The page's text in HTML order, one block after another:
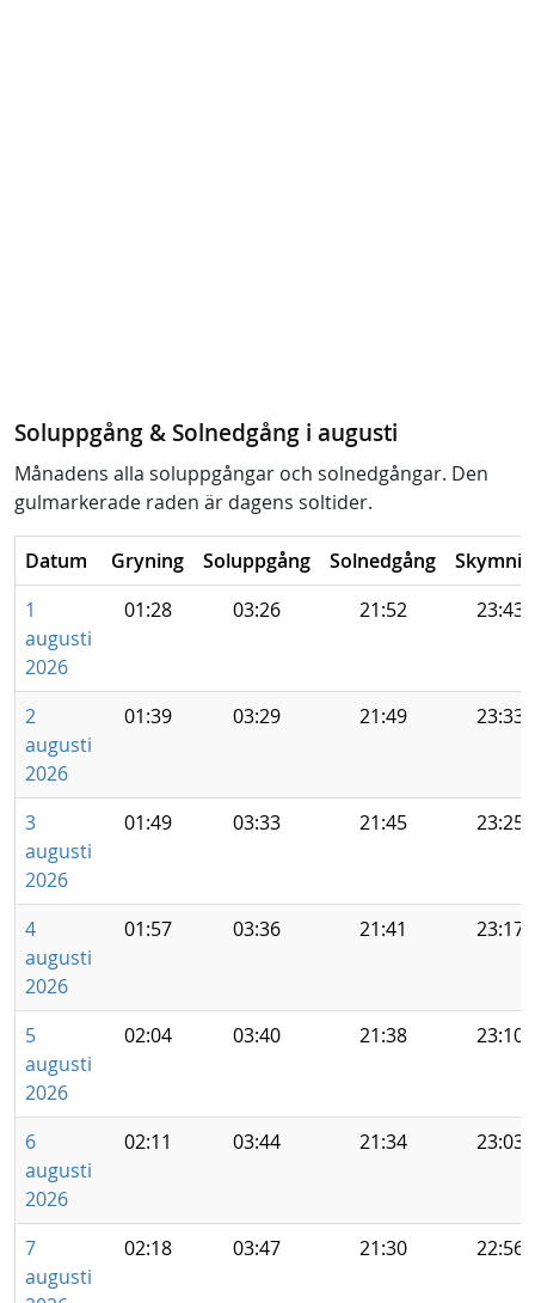
Soluppgång & Solnedgång i augusti
Månadens alla soluppgångar och solnedgångar. Den
gulmarkerade raden är dagens soltider.
Datum Gryning Soluppgång Solnedgång
1
augusti
2026
01:28 03:26 21:52 23:43
2
augusti
2026
01:39 03:29 21:49 23:33
3
augusti
2026
01:49 03:33 21:45 23:25
4
augusti
2026
01:57 03:36 21:41 23:17
5
augusti
2026
02:04 03:40 21:38 23:10
6
augusti
2026
02:11 03:44 21:34 23:03
7
augusti
02:18 03:47 21:30 22:56